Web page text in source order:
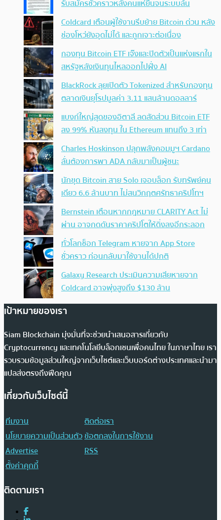
รับสมัครชั่วคราวหลังคนแห่ยื่นจนระบบล้น
Coldcard เตือนผู้ใช้งานรีบย้าย Bitcoin ด่วน หลัง
ช่องโหว่ยังอุดไม่ได้ และถูกเจาะต่อเนื่อง
กองทุน Bitcoin ETF เจ๊งและปิดตัวเป็นแห่งแรกใน
สหรัฐหลังเงินทุนไหลออกไปฝั่ง AI
BlackRock ลุยเปิดตัว Tokenized สำหรับกองทุน
ตลาดเงินยุโรปมูลค่า 3.11 แสนล้านดอลลาร์
แบงก์ใหญ่สุดของอิตาลี ลดสัดส่วน Bitcoin ETF
ลง 99% หันลงทุน ใน Ethereum แทนถึง 3 เท่า
Charles Hoskinson ปลุกพลังคอมมูฯ Cardano
ลั่นต้องการพา ADA กลับมาเป็นผู้ชนะ
นักขุด Bitcoin สาย Solo เจอบล็อก รับทรัพย์คน
เดียว 6.6 ล้านบาท ไม่สนวิกฤตศรัทธาคริปโทฯ
Bernstein เตือนหากกฎหมาย CLARITY Act ไม่
ผ่าน อาจกดดันราคาคริปโตให้ดิ่งลงอีกระลอก
ทั่วโลกช็อก Telegram หายจาก App Store
ชั่วคราว ก่อนกลับมาใช้งานได้ปกติ
Galaxy Research ประเมินความเสียหายจาก
Coldcard อาจพุ่งสูงถึง $130 ล้าน
เป้าหมายของเรา
Siam Blockchain มุ่งมั่นที่จะช่วยนำเสนอสารเกี่ยวกับ
Cryptocurrency และเทคโนโลยีบล็อกเชนเพื่อคนไทย ในภาษาไทย เรา
รวบรวมข้อมูลส่วนใหญ่จากเว็บไซต์และเว็บบอร์ดต่างประเทศและนำมา
แปลส่งตรงถึงฟีดคุณ
เกี่ยวกับเว็บไซต์นี้
ทีมงาน
ติดต่อเรา
นโยบายความเป็นส่วนตัวข้อตกลงในการใช้งาน
Advertise
RSS
ตั้งค่าคุกกี้
ติดตามเรา